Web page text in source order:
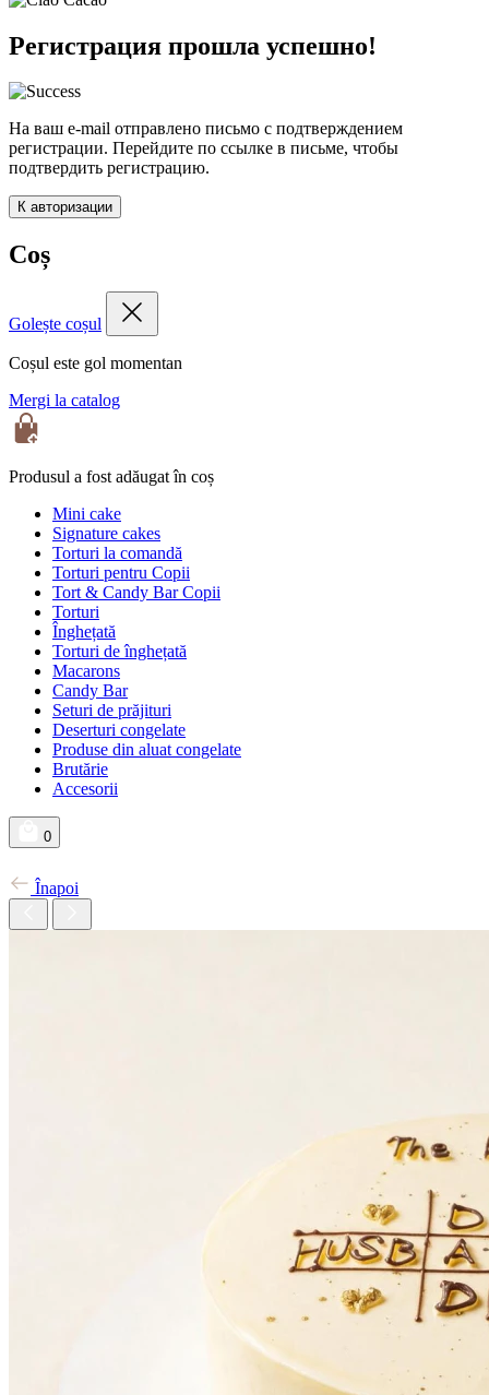
Регистрация прошла успешно!
На ваш e-mail отправлено письмо с подтверждением
регистрации. Перейдите по ссылке в письме, чтобы
подтвердить регистрацию.
К авторизации
Coș
Golește coșul
Coșul este gol momentan
Mergi la catalog
Produsul a fost adăugat în coș
Mini cake
Signature cakes
Torturi la comandă
Torturi pentru Copii
Tort & Candy Bar Copii
Torturi
Înghețată
Torturi de înghețată
Macarons
Candy Bar
Seturi de prăjituri
Deserturi congelate
Produse din aluat congelate
Brutărie
Accesorii
0
Înapoi